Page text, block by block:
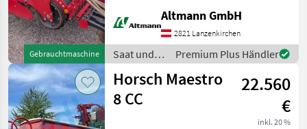
Gebrauchtmaschine
Zweischeibenschare,
Extrastriegel,
Fahrgassenmarkierung,
Fahrgassenschaltung,
Spuranreisser,
Vorauflaufmarkie
Altmann GmbH
2821 Lanzenkirchen
Saat und
Pflege /
Horsch
Premium Plus Händler
Horsch Maestro
8 CC
22.560
€
inkl. 20 %